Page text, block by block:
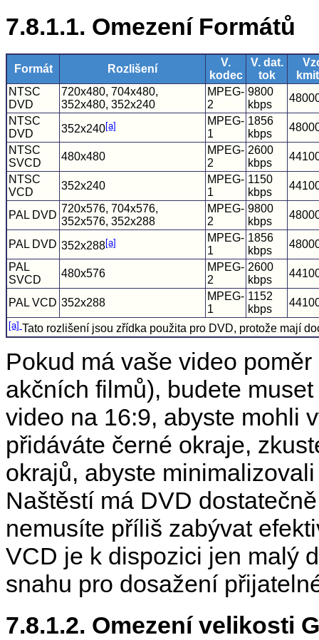
7.8.1.1. Omezení Formátů
Formát Rozlišení
V.
kodec
V. dat.
tok
NTSC
DVD
720x480, 704x480,
352x480, 352x240
MPEG-
2
9800
kbps
NTSC
DVD
352x240[a]
MPEG-
1
1856
kbps
NTSC
SVCD
480x480
MPEG-
2
2600
kbps
NTSC
VCD
352x240
MPEG-
1
1150
kbps
PAL DVD
720x576, 704x576,
352x576, 352x288
MPEG-
2
9800
kbps
PAL DVD 352x288[a]
MPEG-
1
1856
kbps
PAL
SVCD
480x576
MPEG-
2
2600
kbps
PAL VCD 352x288
MPEG-
1
1152
kbps
[a] Tato rozlišení jsou zřídka použita pro DVD, protože mají
Pokud má vaše video
akčních filmů), budete
video na 16:9, abyste mohli
přidáváte černé okraje,
okrajů, abyste
Naštěstí má DVD
nemusíte příliš zabývat
VCD je k dispozici jen malý
snahu pro dosažení
7.8.1.2. Omezení velikosti